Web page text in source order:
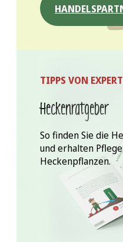
TIPPS VON
Heckenratgeber
So finden Sie die
und erhalten
Heckenpflanzen.